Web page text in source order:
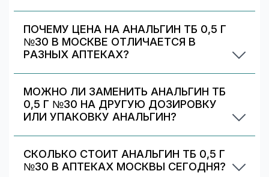
можно сравнить цены и наличие по другим
вариантам.
ПОЧЕМУ ЦЕНА НА АНАЛЬГИН ТБ 0,5 Г
№30 В МОСКВЕ ОТЛИЧАЕТСЯ В
РАЗНЫХ АПТЕКАХ?
разных аптек в Москве — выбирайте самое
выгодное и удобное по адресу/времени
МОЖНО ЛИ ЗАМЕНИТЬ АНАЛЬГИН ТБ
0,5 Г №30 НА ДРУГУЮ ДОЗИРОВКУ
ИЛИ УПАКОВКУ АНАЛЬГИН?
альтернативных дозировок/упаковок —
сравните наличие и цену. Подбор дозировки
СКОЛЬКО СТОИТ АНАЛЬГИН ТБ 0,5 Г
№30 В АПТЕКАХ МОСКВЫ СЕГОДНЯ?